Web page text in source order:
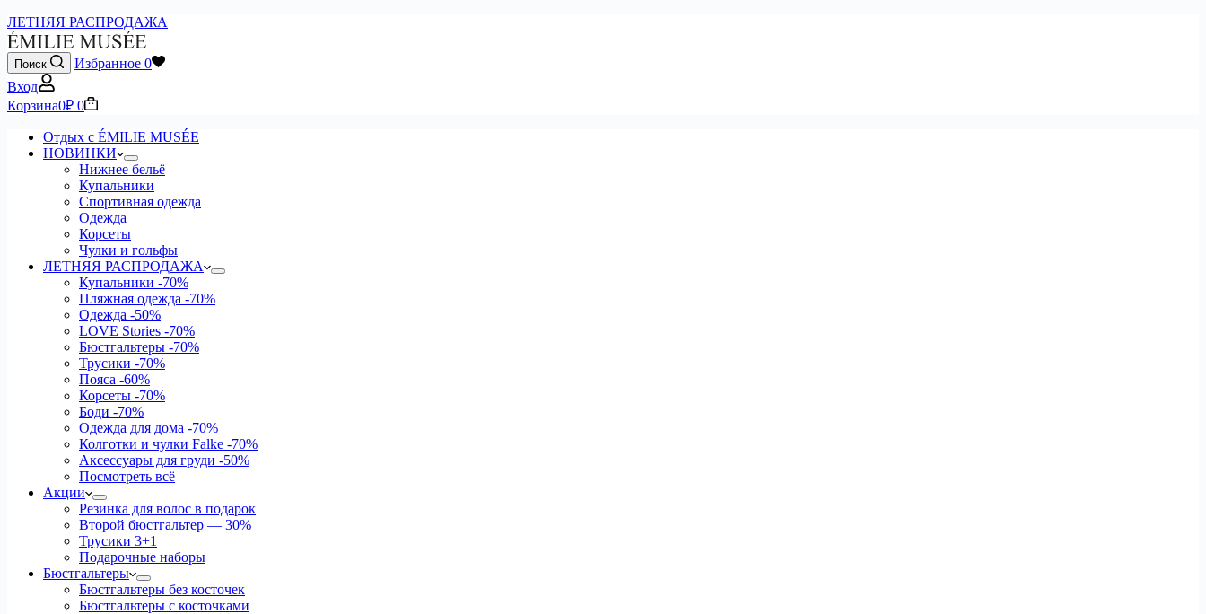
ЛЕТНЯЯ РАСПРОДАЖА
Поиск Избранное 0
Вход
Корзина0₽ 0
Отдых с ÉMILIE MUSÉE
НОВИНКИ
Нижнее бельё
Купальники
Спортивная одежда
Одежда
Корсеты
Чулки и гольфы
ЛЕТНЯЯ РАСПРОДАЖА
Купальники -70%
Пляжная одежда -70%
Одежда -50%
LOVE Stories -70%
Бюстгальтеры -70%
Трусики -70%
Пояса -60%
Корсеты -70%
Боди -70%
Одежда для дома -70%
Колготки и чулки Falke -70%
Аксессуары для груди -50%
Посмотреть всё
Акции
Резинка для волос в подарок
Второй бюстгальтер — 30%
Трусики 3+1
Подарочные наборы
Бюстгальтеры
Бюстгальтеры без косточек
Бюстгальтеры с косточками